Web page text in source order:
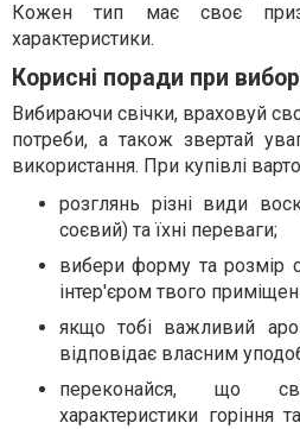
Кожен тип має своє
характеристики.
Корисні поради при
Вибираючи свічки, враховуй
потреби, а також звертай
використання. При купівлі
розглянь різні види
соєвий) та їхні переваги;
вибери форму та розмір
інтер'єром твого
якщо тобі важливий
відповідає власним
переконайся, що
характеристики горіння